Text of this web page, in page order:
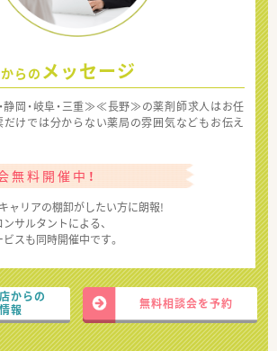
からの メッセージ
静岡・岐阜・三重≫≪長野≫の薬剤師求人はお任
だけでは分からない薬局の雰囲気などもお伝え
無料開催中！
ャリアの棚卸がしたい方に朗報!
サルタントによる、
スも同時開催中です。
からの
報
無料相談会を予約